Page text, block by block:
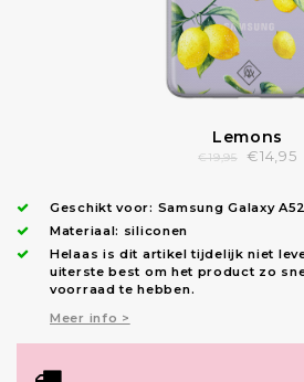
Lemons
€19,95 €14,95
Geschikt voor: Samsung Galaxy A52
Materiaal: siliconen
Helaas is dit artikel tijdelijk niet
uiterste best om het product zo
voorraad te hebben.
Meer info >